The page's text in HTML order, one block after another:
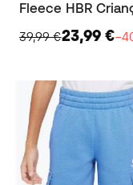
Fleece HBR
39,99 €23,99 €